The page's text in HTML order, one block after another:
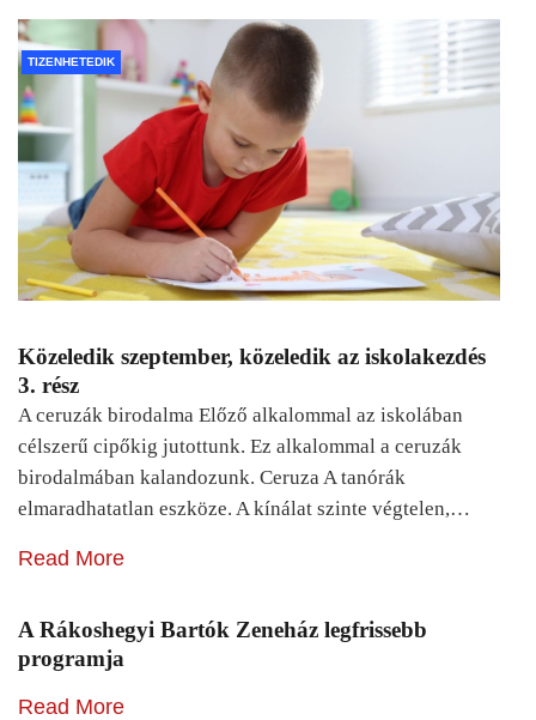
TIZENHETEDIK
Közeledik szeptember, közeledik az iskolakezdés
3. rész
A ceruzák birodalma Előző alkalommal az iskolában
célszerű cipőkig jutottunk. Ez alkalommal a ceruzák
birodalmában kalandozunk. Ceruza A tanórák
elmaradhatatlan eszköze. A kínálat szinte végtelen,…
Read More
A Rákoshegyi Bartók Zeneház legfrissebb
programja
Read More